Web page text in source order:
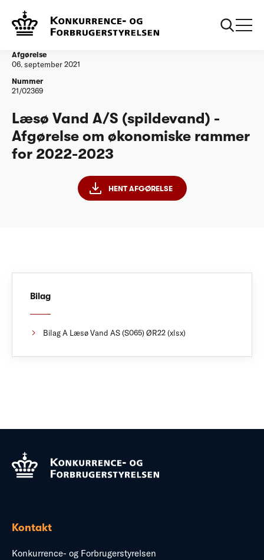
Vandtilsyn
rammer for 2022-2023
Afgørelse
06. september 2021
Nummer
21/02369
Læsø Vand A/S (spildevand) -
Afgørelse om økonomiske rammer
for 2022-2023
HENT AFGØRELSE
Bilag
Bilag A Læsø Vand AS (S065) ØR22 (xlsx)
Kontakt
Konkurrence- og Forbrugerstyrelsen